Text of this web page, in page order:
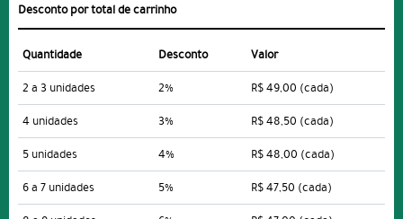
Desconto por total de carrinho
Quantidade Desconto
Valor
2 a 3 unidades
2% R$ 49,00 (cada)
4 unidades
3% R$ 48,50 (cada)
5 unidades
4% R$ 48,00 (cada)
6 a 7 unidades
5% R$ 47,50 (cada)